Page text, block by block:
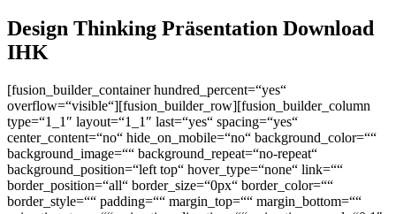
Design Thinking Präsentation Download
IHK
[fusion_builder_container hundred_percent=“yes“
overflow=“visible“][fusion_builder_row][fusion_builder_column
type=“1_1″ layout=“1_1″ last=“yes“ spacing=“yes“
center_content=“no“ hide_on_mobile=“no“ background_color=““
background_image=““ background_repeat=“no-repeat“
background_position=“left top“ hover_type=“none“ link=““
border_position=“all“ border_size=“0px“ border_color=““
border_style=““ padding=““ margin_top=““ margin_bottom=““